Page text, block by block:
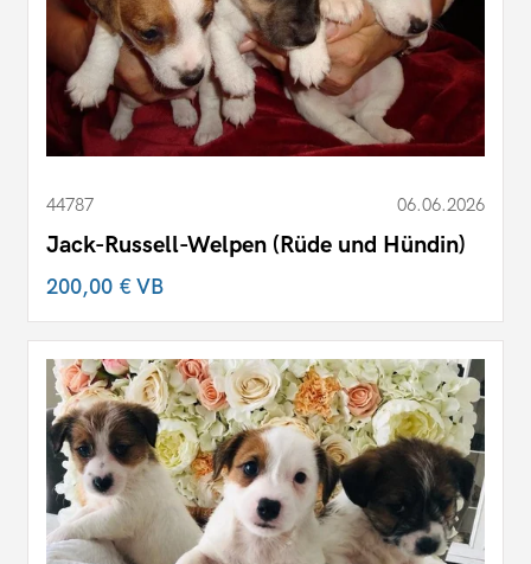
44787 06.06.2026
Jack-Russell-Welpen (Rüde und Hündin)
200,00 €VB